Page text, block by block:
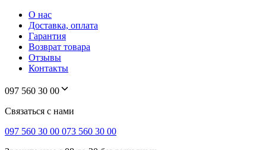
О нас
Доставка, оплата
Гарантия
Возврат товара
Отзывы
Контакты
097 560 30 00
Связаться с нами
097 560 30 00 073 560 30 00